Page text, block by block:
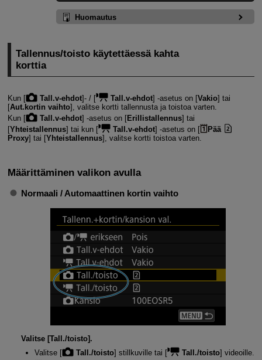
Huomautus
Tallennus/toisto käytettäessä kahta
korttia
Kun [ Tall.v-ehdot]- / [ Tall.v-ehdot] ‑asetus on [Vakio] tai
[Aut.kortin vaihto], valitse kortti tallennusta ja toistoa varten.
Kun [
Tall.v-ehdot] ‑asetus on [Erillistallennus] tai
[Yhteistallennus] tai kun [ Tall.v-ehdot] ‑asetus on [
Pää
Proxy] tai [Yhteistallennus], valitse kortti toistoa varten.
Määrittäminen valikon avulla
Normaali / Automaattinen kortin vaihto
Valitse [Tall./toisto].
Valitse [
Tall./toisto] stillkuville tai [ Tall./toisto] videoille.